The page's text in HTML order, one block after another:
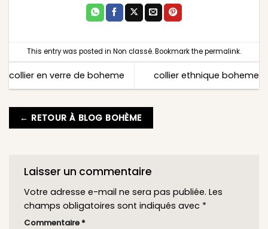
This entry was posted in Non classé. Bookmark thepermalink.
collier en verre de boheme collier ethnique boheme
← RETOUR À BLOG BOHÈME
Laisser un commentaire
Votre adresse e-mail ne sera pas publiée. Les
champs obligatoires sont indiqués avec *
Commentaire *